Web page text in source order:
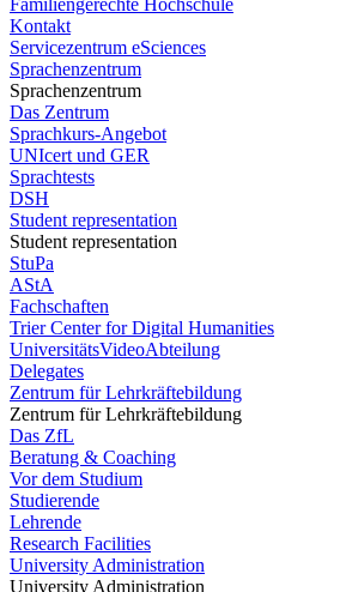
Familiengerechte Hochschule
Kontakt
Servicezentrum eSciences
Sprachenzentrum
Sprachenzentrum
Das Zentrum
Sprachkurs-Angebot
UNIcert und GER
Sprachtests
DSH
Student representation
Student representation
StuPa
AStA
Fachschaften
Trier Center for Digital Humanities
UniversitätsVideoAbteilung
Delegates
Zentrum für Lehrkräftebildung
Zentrum für Lehrkräftebildung
Das ZfL
Beratung & Coaching
Vor dem Studium
Studierende
Lehrende
Research Facilities
University Administration
University Administration